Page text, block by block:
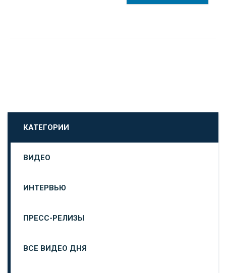
КАТЕГОРИИ
ВИДЕО
ИНТЕРВЬЮ
ПРЕСС-РЕЛИЗЫ
ВСЕ ВИДЕО ДНЯ